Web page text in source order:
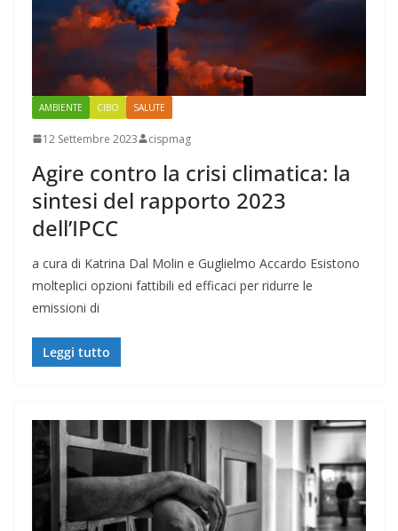
AMBIENTE CIBO SALUTE
12 Settembre 2023 cispmag
Agire contro la crisi climatica: la
sintesi del rapporto 2023
dell’IPCC
a cura di Katrina Dal Molin e Guglielmo Accardo Esistono
molteplici opzioni fattibili ed efficaci per ridurre le
emissioni di
Leggi tutto